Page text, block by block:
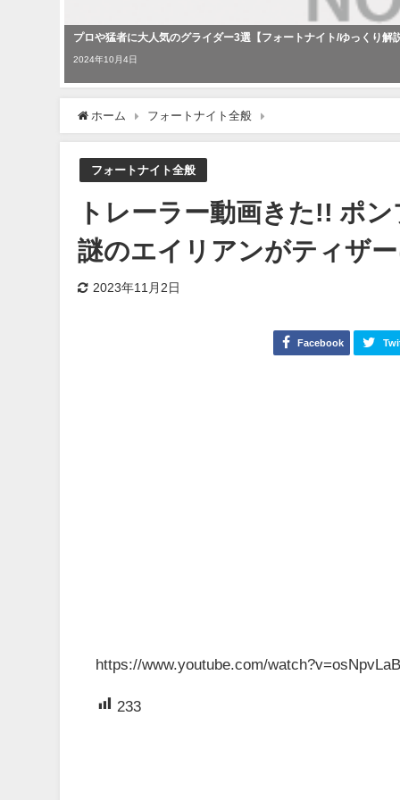
プロや猛者に大人気のグライダー3選【フォートナイト/ゆっくり
2024年10月4日
ホーム フォートナイト全般
フォートナイト全般
トレーラー動画きた!! ポ
謎のエイリアンがティザ
2023年11月2日
Facebook
https://www.youtube.com/
233